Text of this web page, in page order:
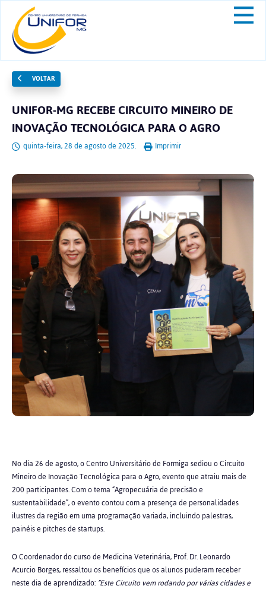
VOLTAR
UNIFOR-MG RECEBE CIRCUITO MINEIRO DE
INOVAÇÃO TECNOLÓGICA PARA O AGRO
quinta-feira, 28 de agosto de 2025. Imprimir
No dia 26 de agosto, o Centro Universitário de Formiga sediou o Circuito
Mineiro de Inovação Tecnológica para o Agro, evento que atraiu mais de
200 participantes. Com o tema “Agropecuária de precisão e
sustentabilidade”, o evento contou com a presença de personalidades
ilustres da região em uma programação variada, incluindo palestras,
painéis e pitches de startups.
O Coordenador do curso de Medicina Veterinária,Prof. Dr. Leonardo
Acurcio Borges, ressaltou os benefícios que os alunos puderam receber
neste dia de aprendizado: ”Este Circuito vem rodando por várias cidades e